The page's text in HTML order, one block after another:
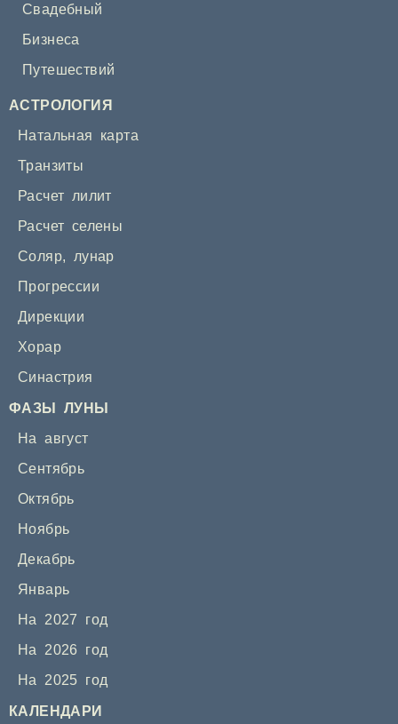
Свадебный
Бизнеса
Путешествий
АСТРОЛОГИЯ
Натальная карта
Транзиты
Расчет лилит
Расчет селены
Соляр, лунар
Прогрессии
Дирекции
Хорар
Синастрия
ФАЗЫ ЛУНЫ
На август
Сентябрь
Октябрь
Ноябрь
Декабрь
Январь
На 2027 год
На 2026 год
На 2025 год
КАЛЕНДАРИ